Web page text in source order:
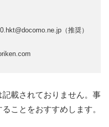
（推奨）
載されておりません。事
ことをおすすめします。